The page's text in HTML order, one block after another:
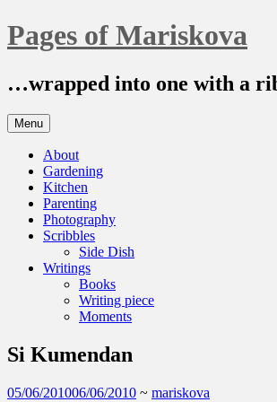
Skip
to
Pages of Mariskova
…wrapped into one with a
Menu
About
Gardening
Kitchen
Parenting
Photography
Scribbles
Side Dish
Writings
Books
Writing piece
Moments
Si Kumendan
05/06/201006/06/2010 ~ mariskova